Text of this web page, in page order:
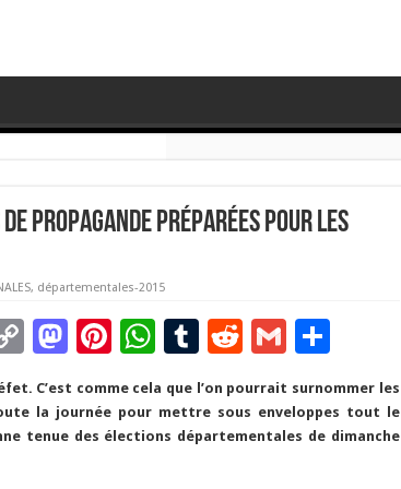
propagande préparées pour les
, départementales-2015
m
C
p
y
M
to
d
Pi
er
es
W
at
sA
T
u
m
bl
R
d
di
G
ai
l
P
ta
g
C’est comme cela que l’on pourrait surnommer les
la journée pour mettre sous enveloppes tout le
tenue des élections départementales de dimanche